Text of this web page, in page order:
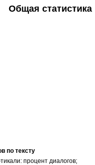
Общая статистика
по тексту
процент диалогов;